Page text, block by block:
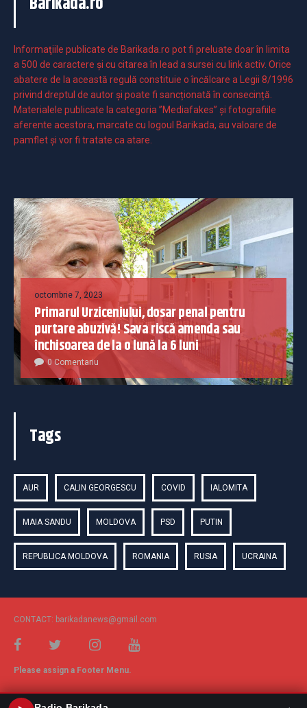
Informaţiile publicate de Barikada.ro pot fi preluate doar în limita
a 500 de caractere şi cu citarea în lead a sursei cu link activ. Orice
abatere de la această regulă constituie o încălcare a Legii 8/1996
privind dreptul de autor și poate fi sancționată în consecință.
Materialele publicate la categoria ”Mediafakes” și fotografiile
aferente acestora, marcate cu logoul Barikada, au valoare de
pamflet și vor fi tratate ca atare.
octombrie 7, 2023
Primarul Urziceniului, dosar penal pentru
purtare abuzivă! Sava riscă amenda sau
închisoarea de la o lună la 6 luni
0 Comentariu
Tags
AUR CALIN GEORGESCU COVID IALOMITA
MAIA SANDU MOLDOVA PSD PUTIN
REPUBLICA MOLDOVA ROMANIA RUSIA UCRAINA
CONTACT: barikadanews@gmail.com
Please assign a Footer Menu.